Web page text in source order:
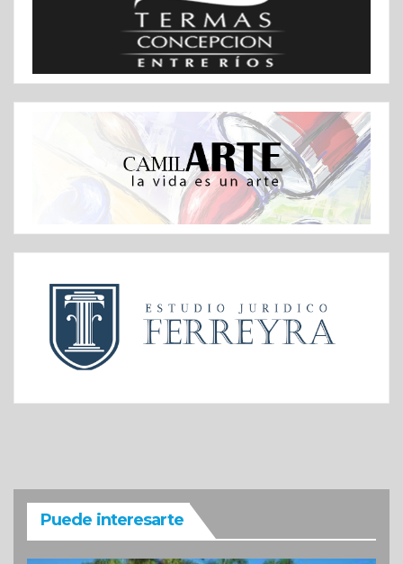
Puede interesarte